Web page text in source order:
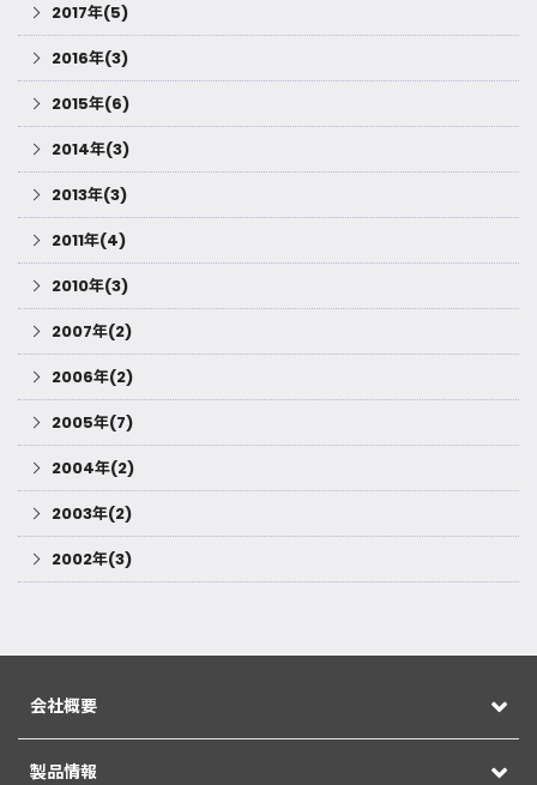
2017年(5)
2016年(3)
2015年(6)
2014年(3)
2013年(3)
2011年(4)
2010年(3)
2007年(2)
2006年(2)
2005年(7)
2004年(2)
2003年(2)
2002年(3)
会社概要
製品情報